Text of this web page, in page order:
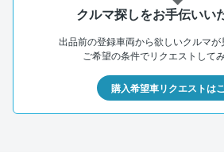
クルマ探しをお手伝いい
出品前の登録車両から欲しいクルマが
ご希望の条件でリクエストしてみ
購入希望車リクエストは